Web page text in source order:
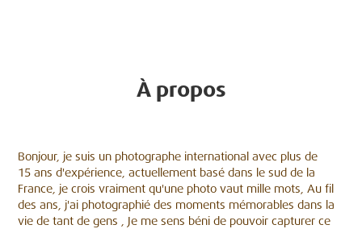
À propos
Bonjour, je suis un photographe international avec plus de
15 ans d'expérience, actuellement basé dans le sud de la
France, je crois vraiment qu'une photo vaut mille mots, Au fil
des ans, j'ai photographié des moments mémorables dans la
vie de tant de gens , Je me sens béni de pouvoir capturer ce